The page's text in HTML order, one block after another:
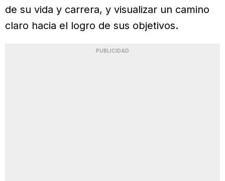
de su vida y carrera, y visualizar un camino
claro hacia el logro de sus objetivos.
PUBLICIDAD